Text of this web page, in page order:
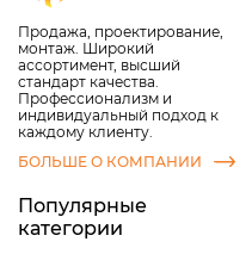
Продажа, проектирование,
монтаж. Широкий
ассортимент, высший
стандарт качества.
Профессионализм и
индивидуальный подход к
каждому клиенту.
БОЛЬШЕ О КОМПАНИИ
Популярные
категории